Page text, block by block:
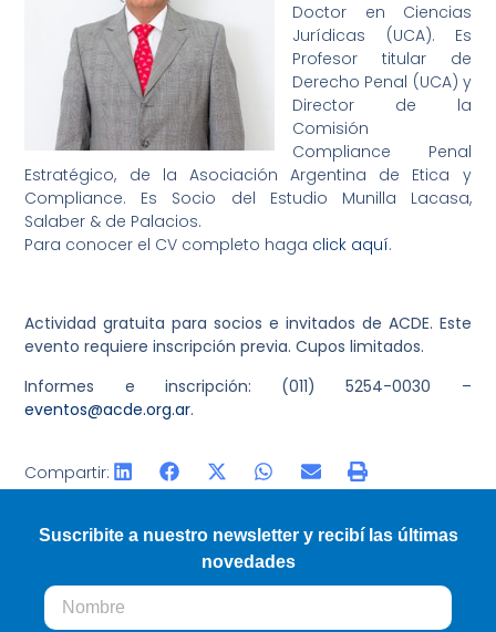
Doctor en Ciencias
Jurídicas (UCA). Es
Profesor titular de
Derecho Penal (UCA) y
Director de la
Comisión
Compliance Penal
Estratégico, de la Asociación Argentina de Etica y
Compliance. Es Socio del Estudio Munilla Lacasa,
Salaber & de Palacios.
Para conocer el CV completo haga click aquí.
Actividad gratuita para socios e invitados de ACDE. Este
evento requiere inscripción previa. Cupos limitados.
Informes e inscripción: (011) 5254-0030 –
eventos@acde.org.ar.
Compartir:
Suscribite a nuestro newsletter y recibí las últimas
novedades